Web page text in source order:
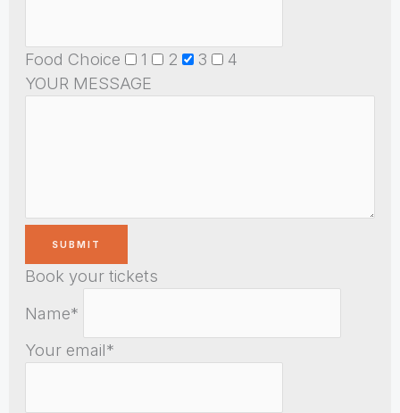
Food Choice 1 2 3
4
YOUR MESSAGE
Book your tickets
Name*
Your email*